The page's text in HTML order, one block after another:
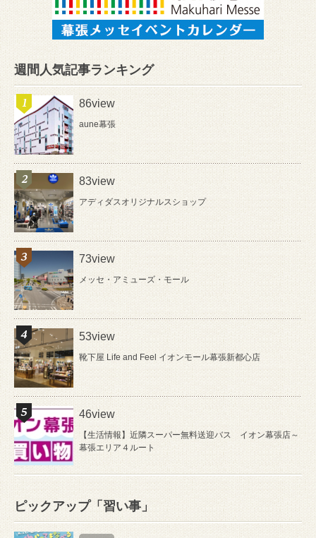
週間人気記事ランキング
86view
aune幕張
83view
アディダスオリジナルスショップ
73view
メッセ・アミューズ・モール
53view
靴下屋 Life and Feel イオンモール幕張新都心店
46view
【生活情報】近隣スーパー無料送迎バス イオン幕張店～
幕張エリア４ルート
ピックアップ「習い事」